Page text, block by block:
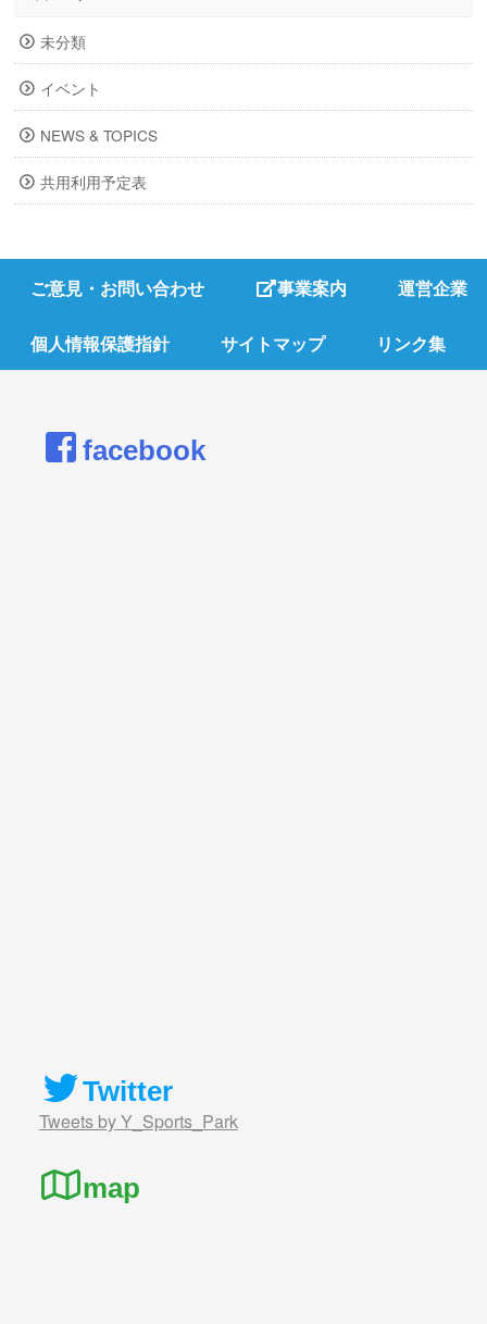
未分類
イベント
NEWS & TOPICS
共用利用予定表
ご意見・お問い合わせ 事業案内 運営企業
個人情報保護指針 サイトマップ リンク集
facebook
Twitter
Tweets by Y_Sports_Park
map